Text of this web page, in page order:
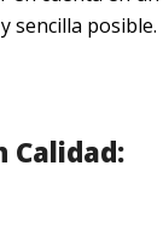
sencilla posible.
Calidad: